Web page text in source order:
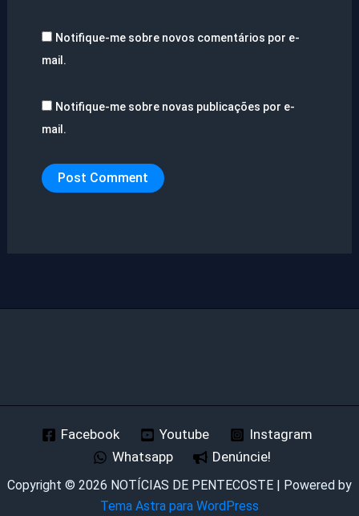
Notifique-me sobre novos comentários por e-
mail.
Notifique-me sobre novas publicações por e-
mail.
Facebook Youtube
Instagram
Whatsapp
Denúncie!
Copyright © 2026 NOTÍCIAS DE PENTECOSTE | Powered by
Tema Astra para WordPress